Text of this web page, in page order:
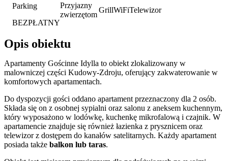
Parking
BEZPŁATNY
Przyjazny
zwierzętom
GrillWiFiTelewizor
Opis obiektu
Apartamenty Gościnne Idylla to obiekt zlokalizowany w
malowniczej części Kudowy-Zdroju, oferujący zakwaterowanie w
komfortowych apartamentach.
Do dyspozycji gości oddano apartament przeznaczony dla 2 osób.
Składa się on z osobnej sypialni oraz salonu z aneksem kuchennym,
który wyposażono w lodówkę, kuchenkę mikrofalową i czajnik. W
apartamencie znajduje się również łazienka z prysznicem oraz
telewizor z dostępem do kanałów satelitarnych. Każdy apartament
posiada także balkon lub taras.